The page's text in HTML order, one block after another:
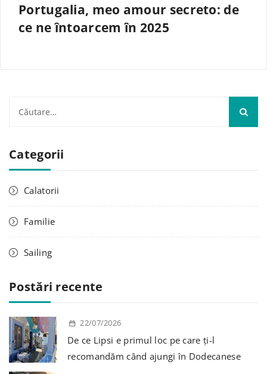
Portugalia, meo amour secreto: de
ce ne întoarcem în 2025
t
ă
d
p
:
Categorii
Calatorii
Familie
Sailing
Postări recente
22/07/2026
De ce Lipsi e primul loc pe care ți-l
recomandăm când ajungi în Dodecanese